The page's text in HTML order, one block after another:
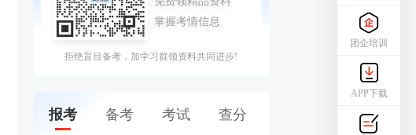
拒绝盲目备考，加学习群领资料共同进步!
报考 备考 考试 查分
团企培训
APP下载